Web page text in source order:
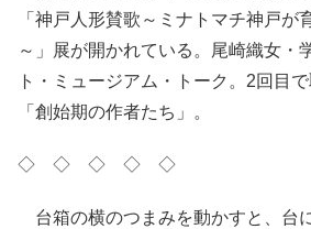
「神戸人形賛歌～ミナトマチ神戸が
～」展が開かれている。尾崎織女・
ト・ミュージアム・トーク。2回目で
「創始期の作者たち」。
◇ ◇ ◇ ◇ ◇
台箱の横のつまみを動かすと、台